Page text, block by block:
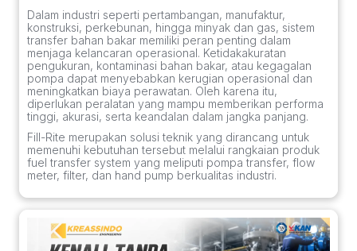
Dalam industri seperti pertambangan, manufaktur,
konstruksi, perkebunan, hingga minyak dan gas, sistem
transfer bahan bakar memiliki peran penting dalam
menjaga kelancaran operasional. Ketidakakuratan
pengukuran, kontaminasi bahan bakar, atau kegagalan
pompa dapat menyebabkan kerugian operasional dan
meningkatkan biaya perawatan. Oleh karena itu,
diperlukan peralatan yang mampu memberikan performa
tinggi, akurasi, serta keandalan dalam jangka panjang.
Fill-Rite merupakan solusi teknik yang dirancang untuk
memenuhi kebutuhan tersebut melalui rangkaian produk
fuel transfer system yang meliputi pompa transfer, flow
meter, filter, dan hand pump berkualitas industri.